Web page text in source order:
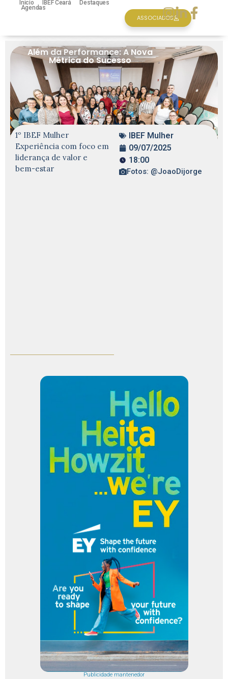
Inicio IBEF Ceará Destaques
Agendas
ASSOCIADOS
Além da Performance: A Nova
Métrica do Sucesso
1º IBEF Mulher
Experiência com foco em
liderança de valor e
bem-estar
IBEF Mulher
09/07/2025
18:00
Fotos: @JoaoDijorge
Publicidade mantenedor